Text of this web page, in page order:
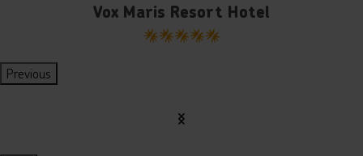
Vox Maris Resort Hotel
5
Previous